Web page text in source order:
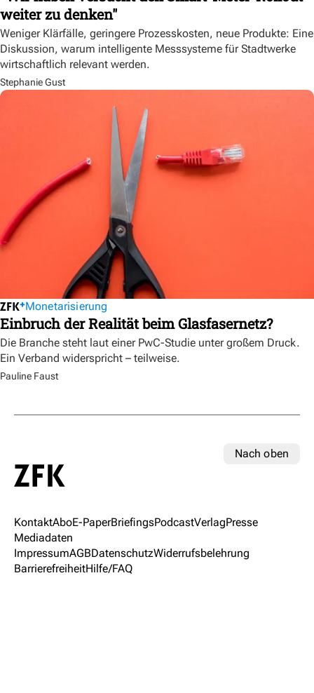
weiter zu denken"
Weniger Klärfälle, geringere Prozesskosten, neue Produkte: Eine
Diskussion, warum intelligente Messsysteme für Stadtwerke
wirtschaftlich relevant werden.
Stephanie Gust
Monetarisierung
Einbruch der Realität beim Glasfasernetz?
Die Branche steht laut einer PwC-Studie unter großem Druck.
Ein Verband widerspricht – teilweise.
Pauline Faust
Nach oben
KontaktAboE-PaperBriefingsPodcastVerlagPresse
Mediadaten
ImpressumAGBDatenschutzWiderrufsbelehrung
BarrierefreiheitHilfe/FAQ